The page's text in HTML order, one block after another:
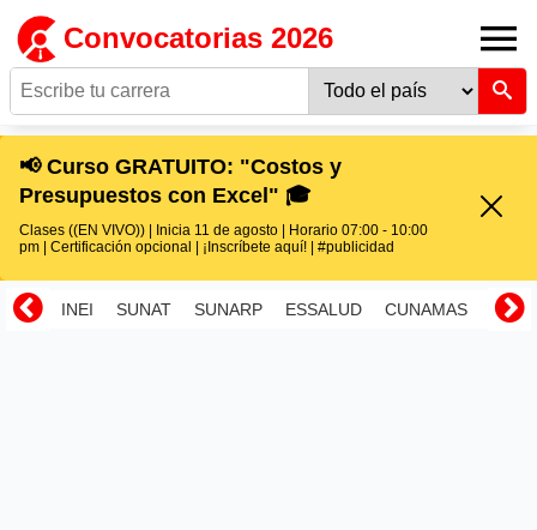
Convocatorias 2026
📢 Curso GRATUITO: "Costos y
Presupuestos con Excel" 🎓
Clases ((EN VIVO)) | Inicia 11 de agosto | Horario 07:00 - 10:00
pm | Certificación opcional | ¡Inscríbete aquí! | #publicidad
INEI SUNAT SUNARP ESSALUD CUNAMAS